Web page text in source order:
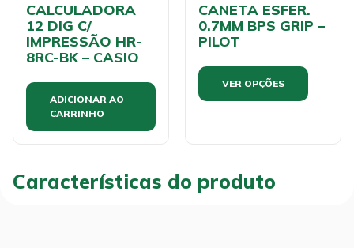
CALCULADORA
12 DIG C/
IMPRESSÃO HR-
8RC-BK – CASIO
ADICIONAR AO
CARRINHO
CANETA ESFER.
0.7MM BPS GRIP –
PILOT
VER OPÇÕES
Características do produto